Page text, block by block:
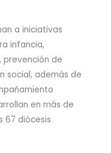
a iniciativas
infancia,
prevención de
social, además de
en más de
67 diócesis